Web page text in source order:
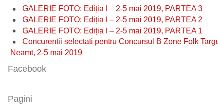
GALERIE FOTO: Ediția I – 2-5 mai 2019, PARTEA 3
GALERIE FOTO: Ediția I – 2-5 mai 2019, PARTEA 2
GALERIE FOTO: Ediția I – 2-5 mai 2019, PARTEA 1
Concurentii selectati pentru Concursul B Zone Folk
Neamt, 2-5 mai 2019
Facebook
Pagini